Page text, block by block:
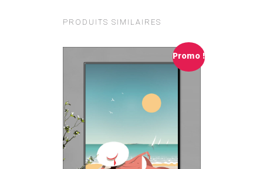
PRODUITS SIMILAIRES
Promo !